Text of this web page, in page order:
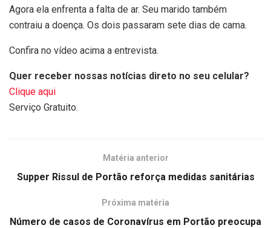
Agora ela enfrenta a falta de ar. Seu marido também
contraiu a doença. Os dois passaram sete dias de cama.
Confira no vídeo acima a entrevista.
Quer receber nossas notícias direto no seu celular?
Clique aqui
Serviço Gratuito.
Matéria anterior
Supper Rissul de Portão reforça medidas sanitárias
Próxima matéria
Número de casos de Coronavírus em Portão preocupa